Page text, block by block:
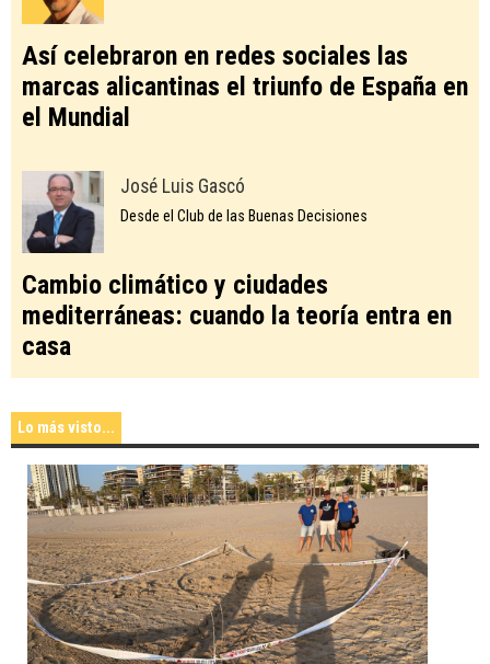
Así celebraron en redes sociales las
marcas alicantinas el triunfo de España en
el Mundial
José Luis Gascó
Desde el Club de las Buenas Decisiones
Cambio climático y ciudades
mediterráneas: cuando la teoría entra en
casa
Lo más visto...